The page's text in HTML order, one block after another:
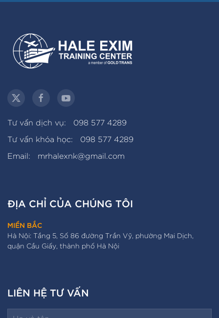
Tư vấn dịch vụ:
098 577 4289
Tư vấn khóa học:
098 577 4289
Email:
mrhalexnk@gmail.com
ĐỊA CHỈ CỦA CHÚNG TÔI
MIỀN BẮC
Hà Nội: Tầng 5, Số 86 đường Trần Vỹ, phường Mai Dịch,
quận Cầu Giấy, thành phố Hà Nội
LIÊN HỆ TƯ VẤN